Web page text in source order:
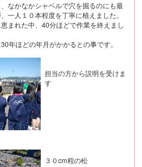
なかなかシャベルで穴を掘るのにも最
一人１０本程度を丁寧に植えました。
まれた中、40分ほどで作業を終えまし
年ほどの年月がかかるとの事です。
担当の方から説明を受けま
す
３０cm程の松